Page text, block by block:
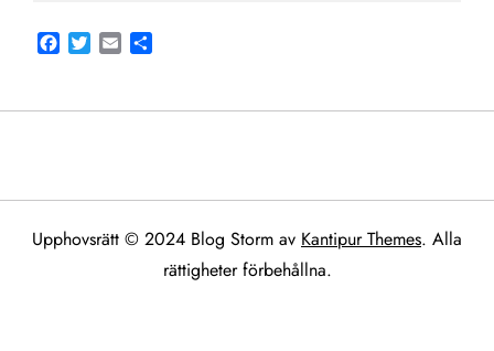
Facebook
TwitterEmail
Upphovsrätt © 2024 Blog Storm av Kantipur Themes. Alla
rättigheter förbehållna.